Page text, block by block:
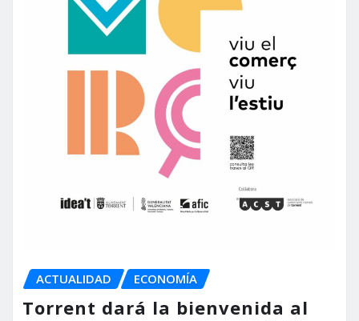
ACTUALIDAD ECONOMÍA
Torrent dará la bienvenida al